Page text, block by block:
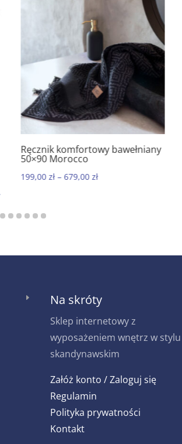
5.00
Ręcznik komfortowy bawełniany
50×90 Morocco
199,00 zł– 679,00 zł
E Na skróty
Sklep internetowy z
wyposażeniem wnętrz w stylu
skandynawskim
Załóż konto / Zaloguj się
Regulamin
Polityka prywatności
Kontakt